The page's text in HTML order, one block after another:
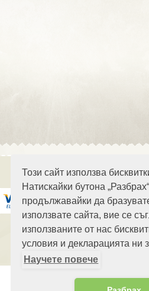
Този сайт използва
Натискайки бутона
продължавайки да
използвате сайта, вие се
използваните от нас
условия и декларацията ни
Научете повече
Област Хасково
Област Шумен